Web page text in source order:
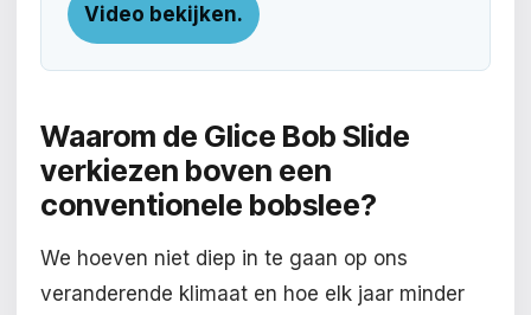
Video bekijken.
Waarom de Glice Bob Slide
verkiezen boven een
conventionele bobslee?
We hoeven niet diep in te gaan op ons
veranderende klimaat en hoe elk jaar minder